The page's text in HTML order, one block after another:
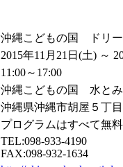
沖縄こどもの国 ドリー
2015年11月21日(土) ～
11:00～17:00
沖縄こどもの国 水と
沖縄県沖縄市胡屋５丁
プログラムはすべて無料
TEL:098-933-4190
FAX:098-932-1634